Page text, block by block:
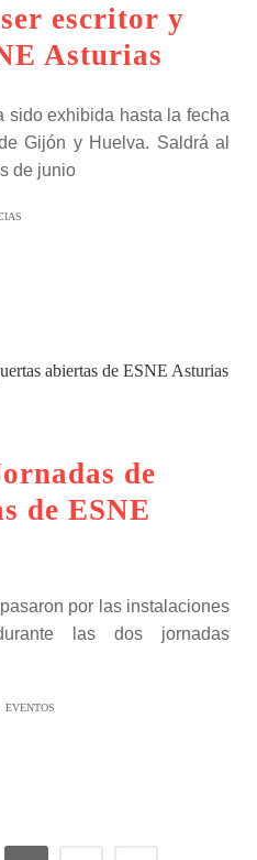
escritor y
Asturias
sido exhibida hasta la fecha
Gijón y Huelva. Saldrá al
de junio
de
de ESNE
por las instalaciones
las dos jornadas
EVENTOS